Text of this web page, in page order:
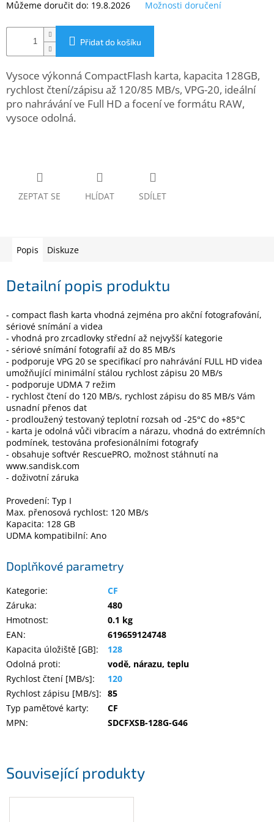
www.inpraise.cz
Gaming
a
tablety
a
zahrada
Počítače
Domácnost
%
Black
Friday
VÝPRODEJ
Akční
zboží
CARTRIDGE
OEM
Sestavy
systémy
MILESIGHT
Doprodej
Přihlášení
Můžeme doručit do: 19.8.2026 Možnosti doručení
Přidat do košíku
Vysoce výkonná CompactFlash karta, kapacita 128GB,
rychlost čtení/zápisu až 120/85 MB/s, VPG-20, ideální
pro nahrávání ve Full HD a focení ve formátu RAW,
vysoce odolná.
ZEPTAT SE HLÍDAT SDÍLET
Související produkty
Popis Diskuze
Detailní popis produktu
- compact flash karta vhodná zejména pro akční fotografování,
sériové snímání a videa
- vhodná pro zrcadlovky střední až nejvyšší kategorie
- sériové snímání fotografií až do 85 MB/s
- podporuje VPG 20 se specifikací pro nahrávání FULL HD videa
umožňující minimální stálou rychlost zápisu 20 MB/s
- podporuje UDMA 7 režim
- rychlost čtení do 120 MB/s, rychlost zápisu do 85 MB/s Vám
usnadní přenos dat
- prodloužený testovaný teplotní rozsah od -25°C do +85°C
- karta je odolná vůči vibracím a nárazu, vhodná do extrémních
podmínek, testována profesionálními fotografy
- obsahuje softvér RescuePRO, možnost stáhnutí na
www.sandisk.com
- doživotní záruka
Provedení: Typ I
Max. přenosová rychlost: 120 MB/s
Kapacita: 128 GB
UDMA kompatibilní: Ano
Doplňkové parametry
Kategorie:
CF
Záruka:
480
Hmotnost:
0.1 kg
EAN:
619659124748
Kapacita úložiště [GB]:
128
Odolná proti:
vodě, nárazu, teplu
Rychlost čtení [MB/s]:
120
Rychlost zápisu [MB/s]: 85
Typ paměťové karty:
CF
MPN: SDCFXSB-128G-G46